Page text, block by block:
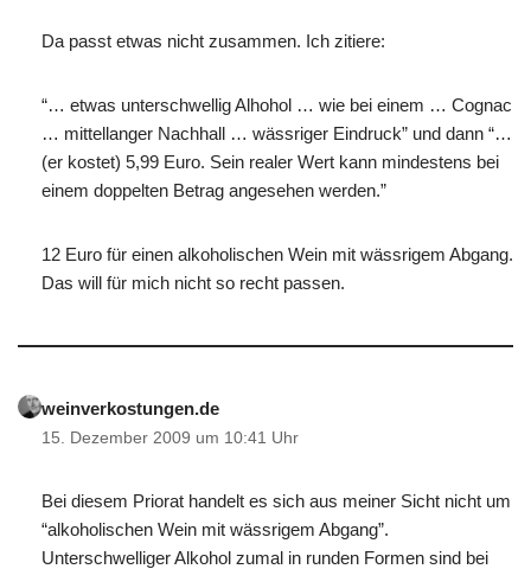
Da passt etwas nicht zusammen. Ich zitiere:
“… etwas unterschwellig Alhohol … wie bei einem … Cognac
… mittellanger Nachhall … wässriger Eindruck” und dann “…
(er kostet) 5,99 Euro. Sein realer Wert kann mindestens bei
einem doppelten Betrag angesehen werden.”
12 Euro für einen alkoholischen Wein mit wässrigem Abgang.
Das will für mich nicht so recht passen.
weinverkostungen.de
15. Dezember 2009 um 10:41 Uhr
Bei diesem Priorat handelt es sich aus meiner Sicht nicht um
“alkoholischen Wein mit wässrigem Abgang”.
Unterschwelliger Alkohol zumal in runden Formen sind bei